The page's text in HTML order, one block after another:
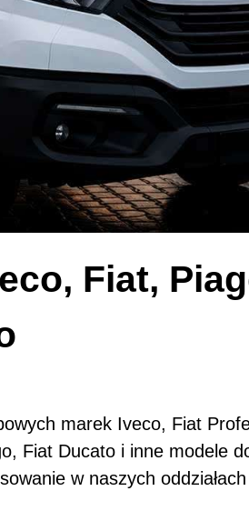
Fiat,
marek Iveco, Fiat
Fiat Ducato i inne modele
w naszych
Inne